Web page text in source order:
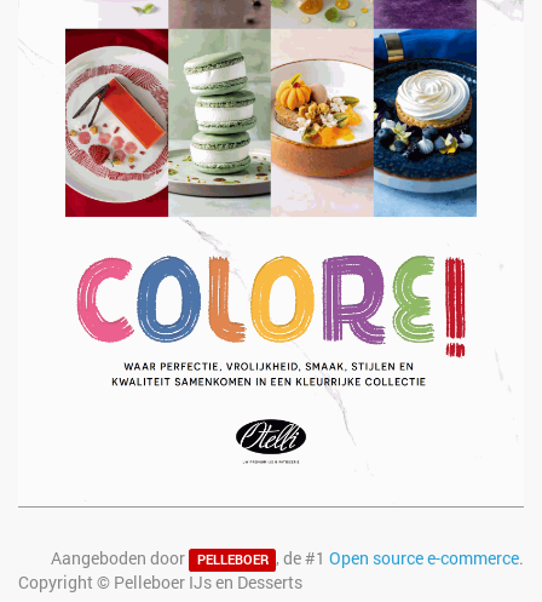
Aangeboden door PELLEBOER , de #1 Open source e-commerce.
Copyright © Pelleboer IJs en Desserts